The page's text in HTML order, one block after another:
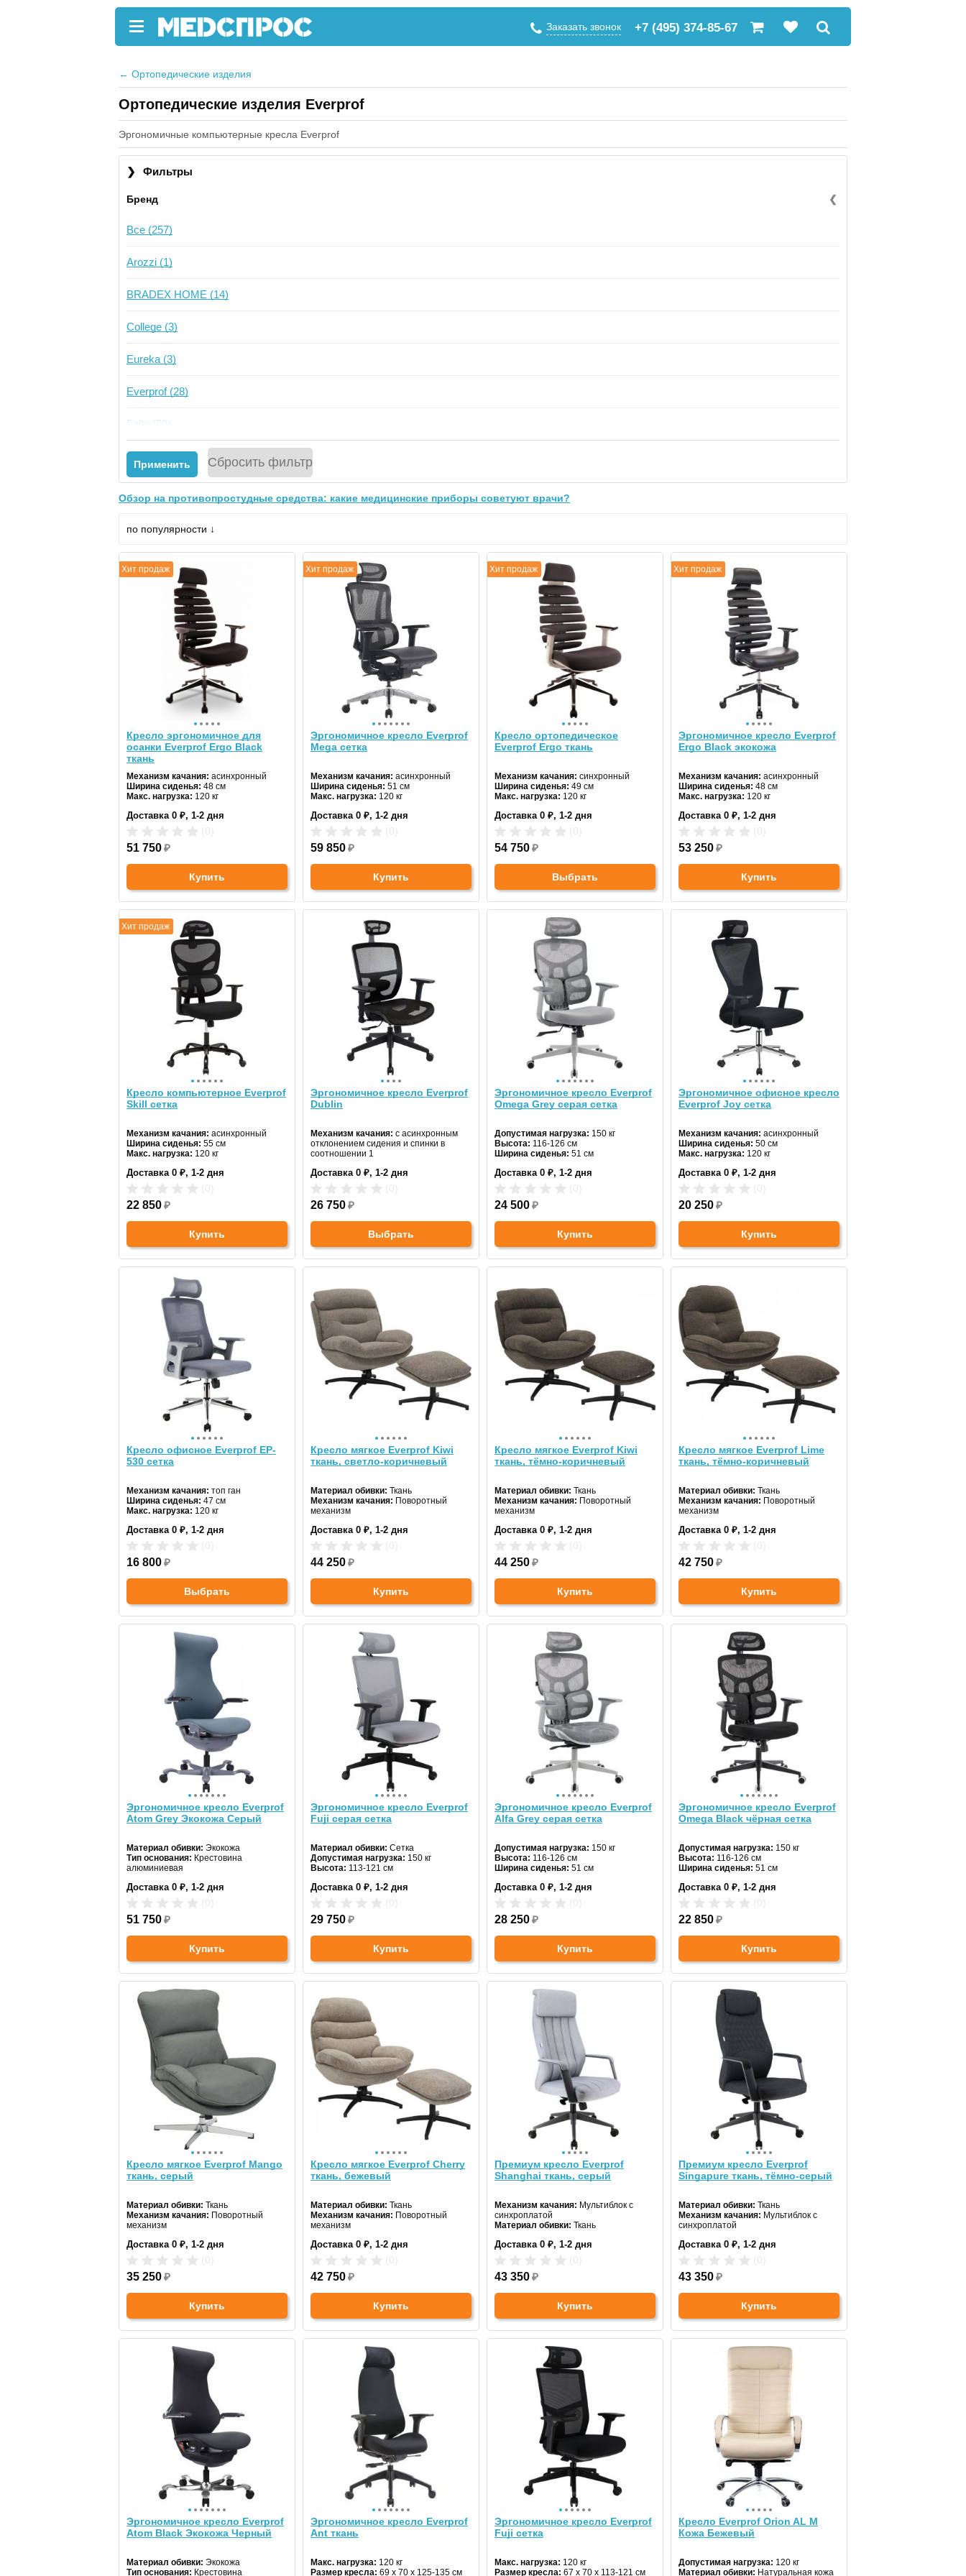
Заказать звонок +7 (495) 374-85-67
← Ортопедические изделия
Ортопедические изделия Everprof
Эргономичные компьютерные кресла Everprof
❯ Фильтры
Бренд ❮
Все (257)
Arozzi (1)
BRADEX HOME (14)
College (3)
Eureka (3)
Everprof (28)
Falto (58)
FoxGear (2)
Norden (52)
Schairs (1)
Takasima (85)
ZONE 51 (4)
Применить Сбросить фильтр
Обзор на противопростудные средства: какие медицинские приборы советуют врачи?
по популярности ↓
Хит продаж
Кресло эргономичное для
осанки Everprof Ergo Black
ткань
Механизм качания: асинхронный
Ширина сиденья: 48 см
Макс. нагрузка: 120 кг
Материал спинки:ткань
Цвет:черный
Доставка 0 ₽, 1-2 дня
51 750₽
Купить
Хит продаж
Эргономичное кресло Everprof
Mega сетка
Механизм качания: асинхронный
Ширина сиденья: 51 см
Макс. нагрузка: 120 кг
Материал спинки:сетка
Цвет:черный
Доставка 0 ₽, 1-2 дня
59 850₽
Купить
Хит продаж
Кресло ортопедическое
Everprof Ergo ткань
Механизм качания: синхронный
Ширина сиденья: 49 см
Макс. нагрузка: 120 кг
Материал спинки:ткань
Доставка 0 ₽, 1-2 дня
54 750₽
Выбрать
Хит продаж
Эргономичное кресло Everprof
Ergo Black экокожа
Механизм качания: асинхронный
Ширина сиденья: 48 см
Макс. нагрузка: 120 кг
Материал спинки:экокожа
Цвет:черный
Доставка 0 ₽, 1-2 дня
53 250₽
Купить
Хит продаж
Кресло компьютерное Everprof
Skill сетка
Механизм качания: асинхронный
Ширина сиденья: 55 см
Макс. нагрузка: 120 кг
Материал спинки:сетка
Цвет:черный
Доставка 0 ₽, 1-2 дня
22 850₽
Купить
Эргономичное кресло Everprof
Dublin
Механизм качания: с асинхронным
отклонением сидения и спинки в
соотношении 1
Макс. нагрузка:120 кг
Регулировка высоты:
Доставка 0 ₽, 1-2 дня
26 750₽
Выбрать
Эргономичное кресло Everprof
Omega Grey серая сетка
Допустимая нагрузка: 150 кг
Высота: 116-126 см
Ширина сиденья: 51 см
Доставка 0 ₽, 1-2 дня
24 500₽
Купить
Эргономичное офисное кресло
Everprof Joy сетка
Механизм качания: асинхронный
Ширина сиденья: 50 см
Макс. нагрузка: 120 кг
Материал спинки:сетка
Цвет:черный
Доставка 0 ₽, 1-2 дня
20 250₽
Купить
Кресло офисное Everprof EP-
530 сетка
Механизм качания: топ ган
Ширина сиденья: 47 см
Макс. нагрузка: 120 кг
Материал спинки:сетка
Доставка 0 ₽, 1-2 дня
16 800₽
Выбрать
Кресло мягкое Everprof Kiwi
ткань, светло-коричневый
Материал обивки: Ткань
Механизм качания: Поворотный
механизм
Доставка 0 ₽, 1-2 дня
44 250₽
Купить
Кресло мягкое Everprof Kiwi
ткань, тёмно-коричневый
Материал обивки: Ткань
Механизм качания: Поворотный
механизм
Доставка 0 ₽, 1-2 дня
44 250₽
Купить
Кресло мягкое Everprof Lime
ткань, тёмно-коричневый
Материал обивки: Ткань
Механизм качания: Поворотный
механизм
Доставка 0 ₽, 1-2 дня
42 750₽
Купить
Эргономичное кресло Everprof
Atom Grey Экокожа Серый
Материал обивки: Экокожа
Тип основания: Крестовина
алюминиевая
Доставка 0 ₽, 1-2 дня
51 750₽
Купить
Эргономичное кресло Everprof
Fuji серая сетка
Материал обивки: Сетка
Допустимая нагрузка: 150 кг
Высота: 113-121 см
Доставка 0 ₽, 1-2 дня
29 750₽
Купить
Эргономичное кресло Everprof
Alfa Grey серая сетка
Допустимая нагрузка: 150 кг
Высота: 116-126 см
Ширина сиденья: 51 см
Доставка 0 ₽, 1-2 дня
28 250₽
Купить
Эргономичное кресло Everprof
Omega Black чёрная сетка
Допустимая нагрузка: 150 кг
Высота: 116-126 см
Ширина сиденья: 51 см
Доставка 0 ₽, 1-2 дня
22 850₽
Купить
Кресло мягкое Everprof Mango
ткань, серый
Материал обивки: Ткань
Механизм качания: Поворотный
механизм
Доставка 0 ₽, 1-2 дня
35 250₽
Купить
Кресло мягкое Everprof Cherry
ткань, бежевый
Материал обивки: Ткань
Механизм качания: Поворотный
механизм
Доставка 0 ₽, 1-2 дня
42 750₽
Купить
Премиум кресло Everprof
Shanghai ткань, серый
Механизм качания: Мультиблок с
синхроплатой
Материал обивки: Ткань
Доставка 0 ₽, 1-2 дня
43 350₽
Купить
Премиум кресло Everprof
Singapure ткань, тёмно-серый
Материал обивки: Ткань
Механизм качания: Мультиблок с
синхроплатой
Доставка 0 ₽, 1-2 дня
43 350₽
Купить
Эргономичное кресло Everprof
Atom Black Экокожа Черный
Материал обивки: Экокожа
Тип основания: Крестовина
Эргономичное кресло Everprof
Ant ткань
Макс. нагрузка: 120 кг
Размер кресла: 69 х 70 х 125-135 см
Эргономичное кресло Everprof
Fuji сетка
Макс. нагрузка: 120 кг
Размер кресла: 67 х 70 х 113-121 см
Кресло Everprof Orion AL M
Кожа Бежевый
Допустимая нагрузка: 120 кг
Материал обивки: Натуральная кожа